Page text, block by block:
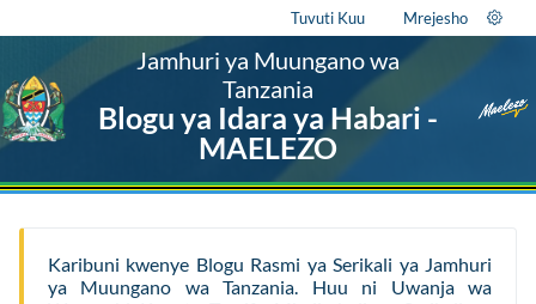
Tuvuti Kuu Mrejesho
Jamhuri ya Muungano wa
Tanzania
Blogu ya Idara ya Habari -
MAELEZO
Karibuni kwenye Blogu Rasmi ya Serikali ya Jamhuri
ya Muungano wa Tanzania. Huu ni Uwanja wa